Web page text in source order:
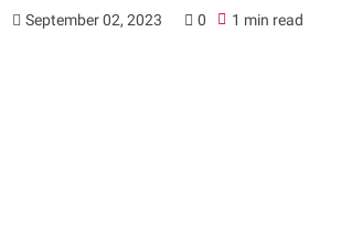
September 02, 2023 0 1 min read